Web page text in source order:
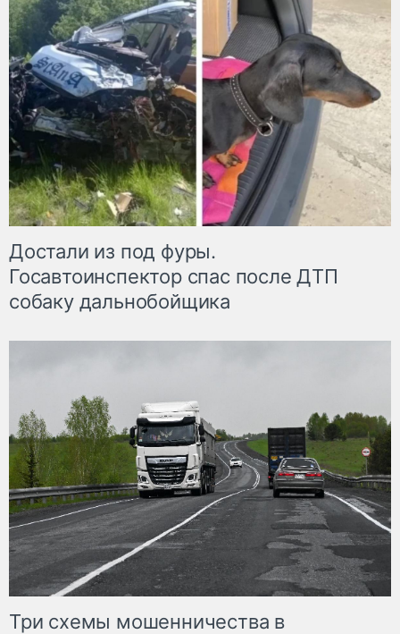
Достали из под фуры.
Госавтоинспектор спас после ДТП
собаку дальнобойщика
Три схемы мошенничества в